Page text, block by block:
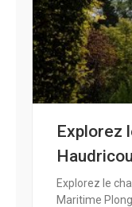
Explorez
Explorez le
Maritime